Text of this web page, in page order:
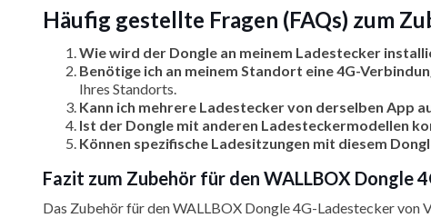
Häufig gestellte Fragen (FAQs) zum
Wie wird der Dongle an meinem Ladestecker
Benötige ich an meinem Standort eine 4G-
Ihres Standorts.
Kann ich mehrere Ladestecker von derselben App
Ist der Dongle mit anderen Ladesteckermodellen
Können spezifische Ladesitzungen mit diesem
Fazit zum Zubehör für den WALLBOX Dongle
Das Zubehör für den WALLBOX Dongle 4G-Ladestecker von